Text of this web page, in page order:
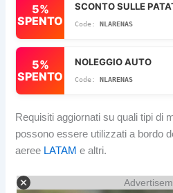
5%
SPENTO
SCONTO SULLE
NLARENAS
5%
SPENTO
NOLEGGIO AUTO
NLARENAS
Requisiti aggiornati su quali tipi di
possono essere utilizzati a bordo
aeree LATAM e altri.